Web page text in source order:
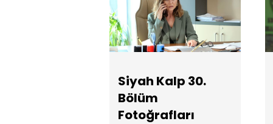
Siyah Kalp 30.
Bölüm
Fotoğrafları